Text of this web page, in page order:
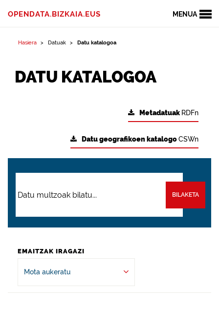
MENUA
OPENDATA.BIZKAIA.EUS
Hasiera Datuak Datu katalogoa
DATU KATALOGOA
Metadatuak RDFn
Datu geografikoen katalogoCSWn
BILAKETA
EMAITZAK IRAGAZI
Mota aukeratu